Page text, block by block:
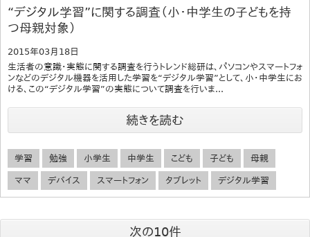
“デジタル学習”に関する調査（小・中学生の子どもを持
つ母親対象）
2015年03月18日
生活者の意識・実態に関する調査を行うトレンド総研は、パソコンやスマートフォ
ンなどのデジタル機器を活用した学習を“デジタル学習”として、小・中学生にお
ける、この“デジタル学習”の実態について調査を行いま...
続きを読む
学習 勉強 小学生 中学生 こども 子ども 母親
ママ デバイス スマートフォン タブレット デジタル学習
次の10件